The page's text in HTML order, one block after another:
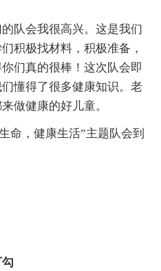
会我很高兴。这是我们
积极找材料，积极准备，
们真的很棒！这次队会即
懂得了很多健康知识。老
做健康的好儿童。
，健康生活”主题队会到